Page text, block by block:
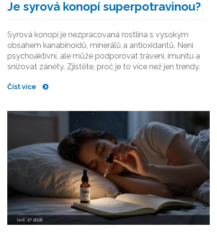
Je syrová konopí superpotravinou?
Syrová konopí je nezpracovaná rostlina s vysokým
obsahem kanabinoidů, minerálů a antioxidantů. Není
psychoaktivní, ale může podporovat trávení, imunitu a
snižovat záněty. Zjistěte, proč je to více než jen trendy.
Číst více
led, 17 2026